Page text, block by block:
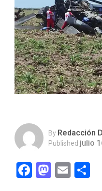
By Redacción
Published julio
Facebook
Email